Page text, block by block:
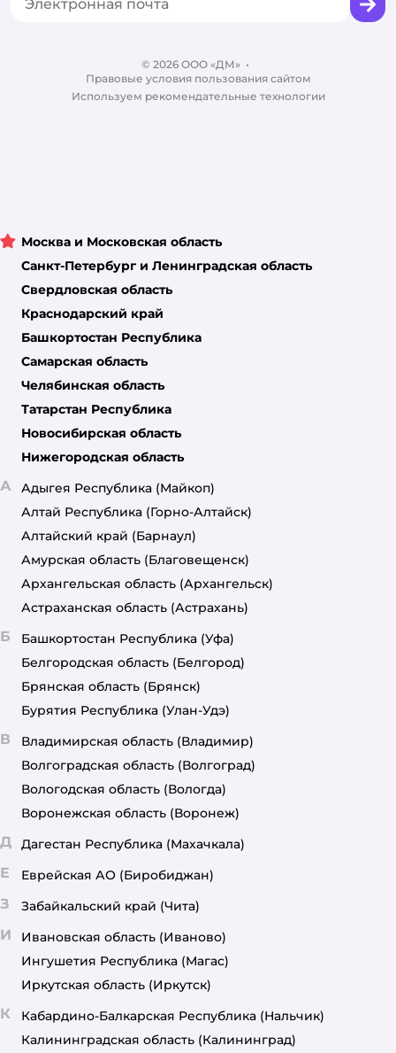
Блог
© 2026 ООО «ДМ» •
Правовые условия пользования сайтом
Используем рекомендательные технологии
Москва и Московская область
Санкт-Петербург и Ленинградская область
Свердловская область
Краснодарский край
Башкортостан Республика
Самарская область
Челябинская область
Татарстан Республика
Новосибирская область
Нижегородская область
А Адыгея Республика (Майкоп)
Алтай Республика (Горно-Алтайск)
Алтайский край (Барнаул)
Амурская область (Благовещенск)
Архангельская область (Архангельск)
Астраханская область (Астрахань)
Б Башкортостан Республика (Уфа)
Белгородская область (Белгород)
Брянская область (Брянск)
Бурятия Республика (Улан-Удэ)
В Владимирская область (Владимир)
Волгоградская область (Волгоград)
Вологодская область (Вологда)
Воронежская область (Воронеж)
Д Дагестан Республика (Махачкала)
Е Еврейская АО (Биробиджан)
З Забайкальский край (Чита)
И Ивановская область (Иваново)
Ингушетия Республика (Магас)
Иркутская область (Иркутск)
К Кабардино-Балкарская Республика (Нальчик)
Калининградская область (Калининград)